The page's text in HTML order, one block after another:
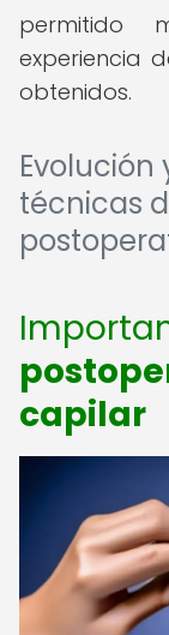
permitido
experiencia
obtenidos.
Evolución
técnicas
capilar